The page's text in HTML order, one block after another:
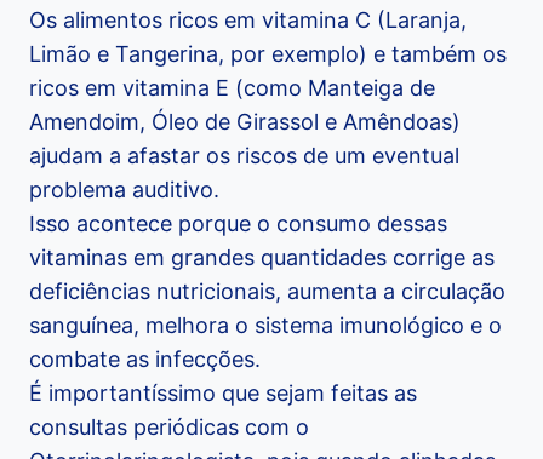
Os alimentos ricos em vitamina C (Laranja,
Limão e Tangerina, por exemplo) e também os
ricos em vitamina E (como Manteiga de
Amendoim, Óleo de Girassol e Amêndoas)
ajudam a afastar os riscos de um eventual
problema auditivo.
Isso acontece porque o consumo dessas
vitaminas em grandes quantidades corrige as
deficiências nutricionais, aumenta a circulação
sanguínea, melhora o sistema imunológico e o
combate as infecções.
É importantíssimo que sejam feitas as
consultas periódicas com o